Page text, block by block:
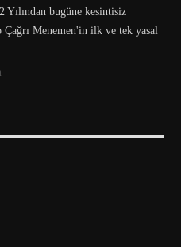
Yılından bugüne kesintisiz
Çağrı Menemen'in ilk ve tek yasal